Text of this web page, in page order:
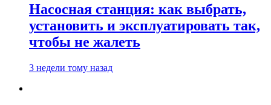
Насосная станция: как выбрать,
установить и эксплуатировать так,
чтобы не жалеть
3 недели тому назад